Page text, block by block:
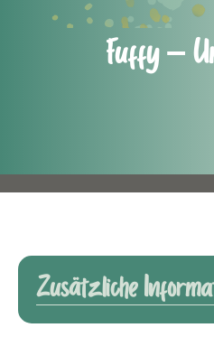
Fuffy –
Zusätzliche